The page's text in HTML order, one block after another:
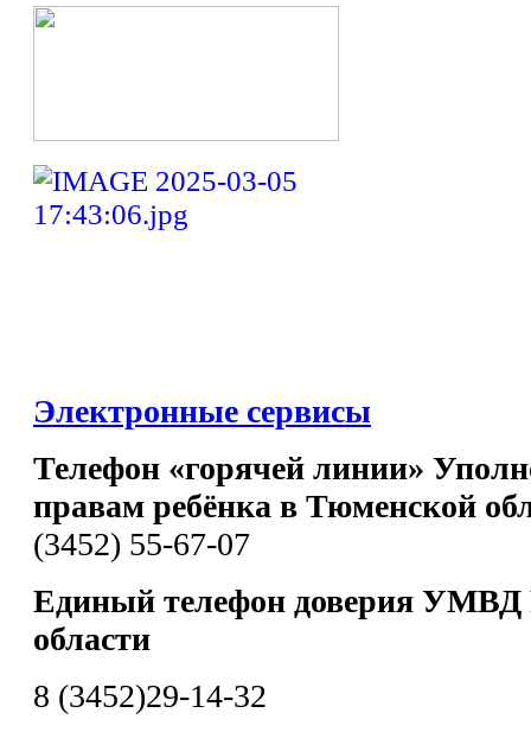
Электронные сервисы
Телефон «горячей линии»
правам ребёнка в Тюменской
(3452) 55-67-07
Единый телефон доверия УМВД
области
8 (3452)29-14-32